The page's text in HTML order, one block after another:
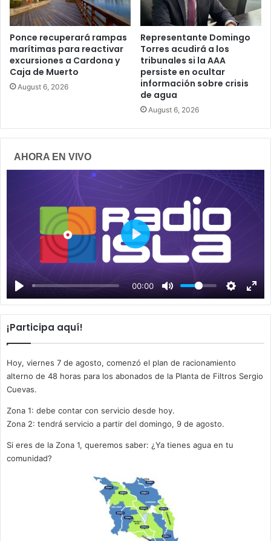
Ponce recuperará rampas
marítimas para reactivar
excursiones a Cardona y
Caja de Muerto
August 6, 2026
Representante Domingo
Torres acudirá a los
tribunales si la AAA
persiste en ocultar
información sobre crisis
de agua
August 6, 2026
AHORA EN VIVO
00:00
P
a
y
¡Participa aquí!
Hoy, viernes 7 de agosto, comenzó el plan de racionamiento
alterno de 48 horas para los abonados de la Planta de Filtros Sergio
Cuevas.
Zona 1: debe contar con servicio desde hoy.
Zona 2: tendrá servicio a partir del domingo, 9 de agosto.
Si eres de la Zona 1, queremos saber: ¿Ya tienes agua en tu
comunidad?